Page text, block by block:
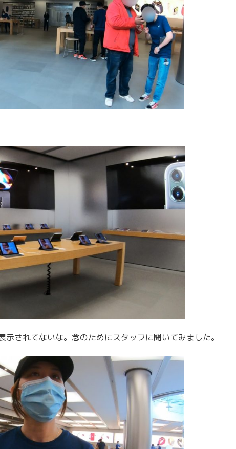
されてないな。念のためにスタッフに聞いてみました。